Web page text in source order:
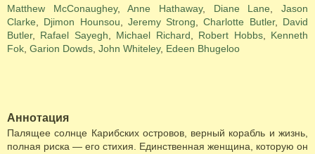
Matthew McConaughey,Anne Hathaway, Diane Lane ,Jason
Clarke
Djimon Hounsou Jeremy Strong ,Charlotte Butler, David
Butler, Rafael Sayegh Michael Richard Robert Hobbs, Kenneth
Fok Garion Dowds John Whiteley, Edeen Bhugeloo
Аннотация
Палящее солнце Карибских островов, верный корабль и жизнь,
полная риска — его стихия. Единственная женщина, которую он